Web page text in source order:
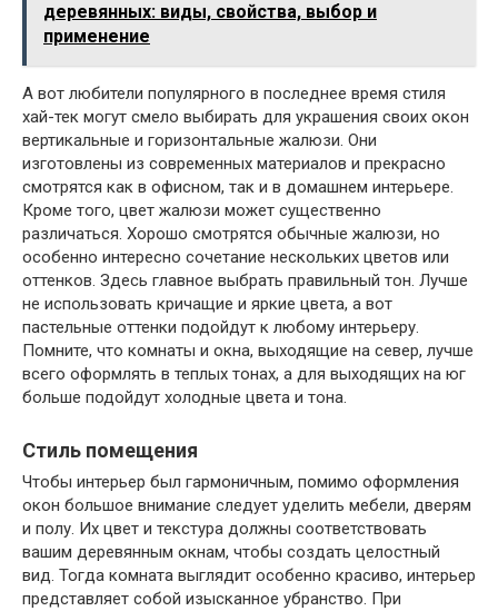
деревянных: виды, свойства, выбор и
применение
А вот любители популярного в последнее время стиля
хай-тек могут смело выбирать для украшения своих окон
вертикальные и горизонтальные жалюзи. Они
изготовлены из современных материалов и прекрасно
смотрятся как в офисном, так и в домашнем интерьере.
Кроме того, цвет жалюзи может существенно
различаться. Хорошо смотрятся обычные жалюзи, но
особенно интересно сочетание нескольких цветов или
оттенков. Здесь главное выбрать правильный тон. Лучше
не использовать кричащие и яркие цвета, а вот
пастельные оттенки подойдут к любому интерьеру.
Помните, что комнаты и окна, выходящие на север, лучше
всего оформлять в теплых тонах, а для выходящих на юг
больше подойдут холодные цвета и тона.
Стиль помещения
Чтобы интерьер был гармоничным, помимо оформления
окон большое внимание следует уделить мебели, дверям
и полу. Их цвет и текстура должны соответствовать
вашим деревянным окнам, чтобы создать целостный
вид. Тогда комната выглядит особенно красиво, интерьер
представляет собой изысканное убранство. При